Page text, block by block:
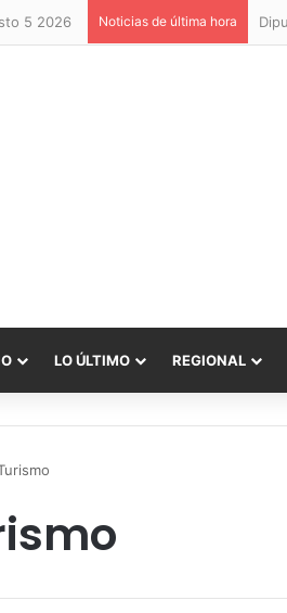
5 2026 Noticias de última hora
LO ÚLTIMO REGIONAL